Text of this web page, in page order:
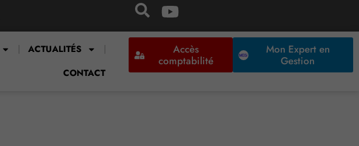
ACTUALITÉS
CONTACT
Accès
comptabilité
Mon Expert en
Gestion